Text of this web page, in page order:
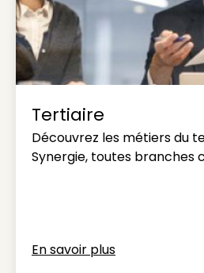
Tertiaire
Découvrez les métiers du
Synergie, toutes branches
En savoir plus